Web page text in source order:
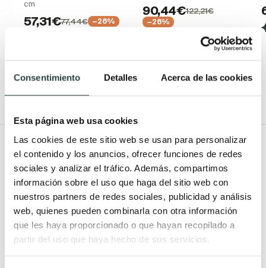
Consentimiento Detalles Acerca de las cookies
Esta página web usa cookies
Las cookies de este sitio web se usan para personalizar
el contenido y los anuncios, ofrecer funciones de redes
sociales y analizar el tráfico. Además, compartimos
información sobre el uso que haga del sitio web con
nuestros partners de redes sociales, publicidad y análisis
web, quienes pueden combinarla con otra información
que les haya proporcionado o que hayan recopilado a
partir del uso que haya hecho de sus servicios.
cm
57,31€77,44€ −26%
90,44€122,21€
−26%
(17)
Todo Muebles de baño
Muebles de baño
Muebles de baño Modernos
Muebles de baño rústicos y
natural
Muebles de baño vintage y
Lavabos
Lavabos modernos
Lavabos sobre encimera
Lavabos baratos